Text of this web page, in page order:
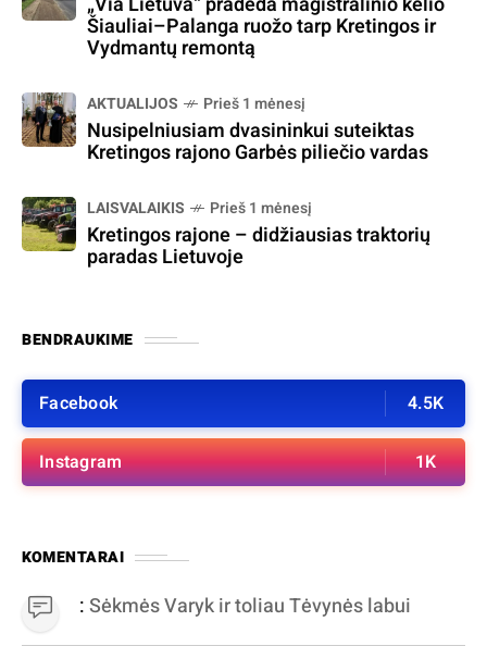
Šiauliai–Palanga ruožo tarp Kretingos ir
Vydmantų remontą
AKTUALIJOS Prieš 1 mėnesį
Nusipelniusiam dvasininkui suteiktas
Kretingos rajono Garbės piliečio vardas
LAISVALAIKIS Prieš 1 mėnesį
Kretingos rajone – didžiausias traktorių
paradas Lietuvoje
BENDRAUKIME
Facebook 4.5K
Instagram 1K
KOMENTARAI
:Sėkmės Varyk ir toliau Tėvynės labui